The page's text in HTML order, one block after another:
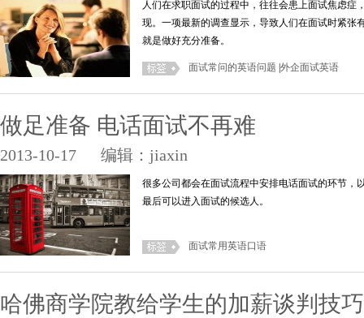
人们在求职面试的过程中，往往会患上面试焦虑症
现。一项最新的调查显示，导致人们在面试时紧张
就是做好充分准备。
面试常问的英语问题 外企面试英语
做足准备 电话面试不再难
2013-10-17 编辑：jiaxin
很多公司都会在面试流程中安排电话面试的环节，
最后可以进入面试的候选人。
面试常用英语口语
哈佛商学院教给学生的加薪谈判技巧